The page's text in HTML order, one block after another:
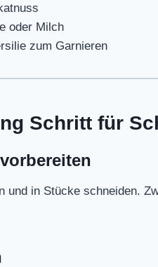
oder Milch
zum Garnieren
Schritt für
und in Stücke schneiden.